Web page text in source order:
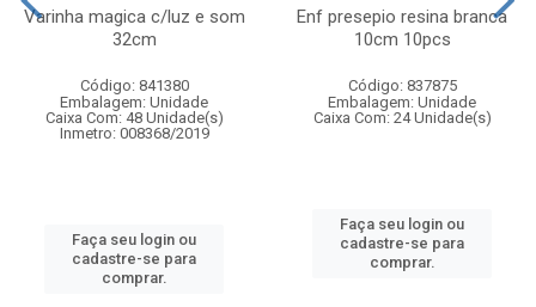
Varinha magica c/luz e som
32cm
Código: 841380
Embalagem: Unidade
Caixa Com: 48 Unidade(s)
Inmetro: 008368/2019
Faça seu login ou
cadastre-se para
comprar.
Enf presepio resina branca
10cm 10pcs
Código: 837875
Embalagem: Unidade
Caixa Com: 24 Unidade(s)
Faça seu login ou
cadastre-se para
comprar.